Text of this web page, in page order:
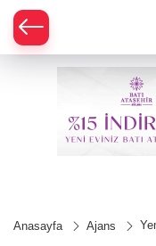
Anasayfa Ajans